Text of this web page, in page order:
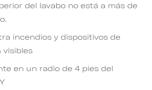
del lavabo no está a más de
incendios y dispositivos de
visibles
en un radio de 4 pies del